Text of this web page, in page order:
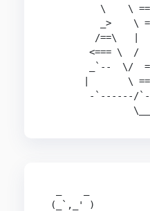
\    \
_>    \
/==\   |
<=== \  /
_`--  \/
|       \
-`------/
(_`,_' )